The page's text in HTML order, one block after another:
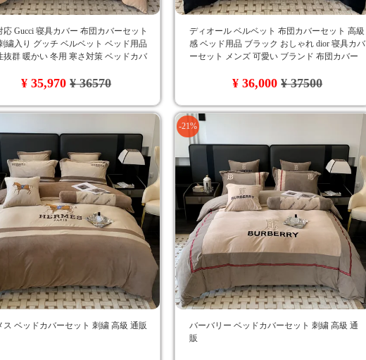
応 Gucci 寝具カバー 布団カバーセット
繍入り グッチ ベルベット ベッド用品
抜群 暖かい 冬用 寒さ対策 ベッドカバ
¥ 35,970¥ 36570
ディオール ベルベット 布団カバーセット 高級
感 ベッド用品 ブラック おしゃれ dior 寝具カバ
ーセット メンズ 可愛い ブランド 布団カバー
り 洗濯可 秋冬対応
¥ 36,000¥ 37500
ス ベッドカバーセット 刺繍 高級 通販
-21%
バーバリー ベッドカバーセット 刺繍 高級 通
販